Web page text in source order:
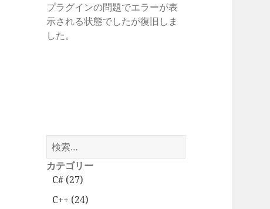
プラグインの問題でエラーが表
示される状態でしたが復旧しま
した。
検
索:
カテゴリー
C# (27)
C++ (24)